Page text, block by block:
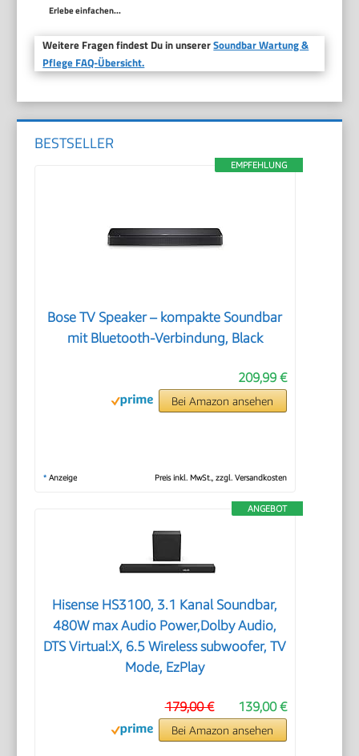
Erlebe einfachen...
Weitere Fragen findest Du in unsererSoundbar Wartung &
Pflege FAQ-Übersicht.
BESTSELLER
EMPFEHLUNG
Bose TV Speaker – kompakte Soundbar
mit Bluetooth-Verbindung, Black
209,99 €
Bei Amazon ansehen
* Anzeige Preis inkl. MwSt., zzgl. Versandkosten
ANGEBOT
Hisense HS3100, 3.1 Kanal Soundbar,
480W max Audio Power,Dolby Audio,
DTS Virtual:X, 6.5 Wireless subwoofer, TV
Mode, EzPlay
139,00 €
179,00 €
Bei Amazon ansehen